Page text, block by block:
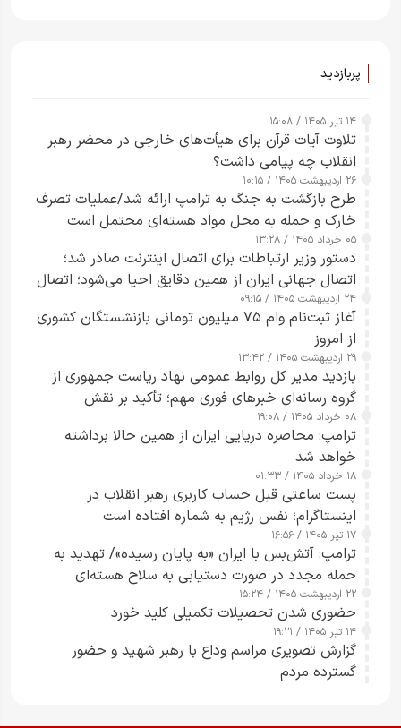
پربازدید
۱۴ تیر ۱۴۰۵ / ۱۵:۰۸
تلاوت آیات قرآن برای هیأت‌های خارجی در محضر رهبر
انقلاب چه پیامی داشت؟
۲۶ اردیبهشت ۱۴۰۵ / ۱۰:۱۵
طرح‌ بازگشت به جنگ به ترامپ ارائه شد/عملیات تصرف
خارک و حمله به محل مواد هسته‌ای محتمل است
۰۵ خرداد ۱۴۰۵ / ۱۳:۲۸
دستور وزیر ارتباطات برای اتصال اینترنت صادر شد؛
اتصال جهانی ایران از همین دقایق احیا می‌شود؛ اتصال
کامل مردم تا ۲۴ ساعت آینده
۲۴ اردیبهشت ۱۴۰۵ / ۰۹:۱۵
آغاز ثبت‌نام وام ۷۵ میلیون تومانی بازنشستگان کشوری
از امروز
۲۹ اردیبهشت ۱۴۰۵ / ۱۳:۴۲
بازدید مدیر کل روابط عمومی نهاد ریاست جمهوری از
گروه رسانه‌ای خبرهای فوری مهم؛ تأکید بر نقش
رسانه‌های هوشمند و مسئول در ارتقای آگاهی عمومی
۰۸ خرداد ۱۴۰۵ / ۱۹:۰۸
ترامپ: محاصره دریایی ایران از همین حالا برداشته
خواهد شد
۱۸ خرداد ۱۴۰۵ / ۰۱:۳۳
پست ساعتی قبل حساب کاربری رهبر انقلاب در
اینستاگرام؛ نفس رژیم به شماره افتاده است​
۱۷ تیر ۱۴۰۵ / ۱۶:۵۶
ترامپ: آتش‌بس با ایران «به پایان رسیده»/ تهدید به
حمله مجدد در صورت دستیابی به سلاح هسته‌ای
۲۲ اردیبهشت ۱۴۰۵ / ۱۵:۲۴
حضوری شدن تحصیلات تکمیلی کلید خورد
۱۴ تیر ۱۴۰۵ / ۱۹:۲۱
گزارش تصویری مراسم وداع با رهبر شهید و حضور
گسترده مردم